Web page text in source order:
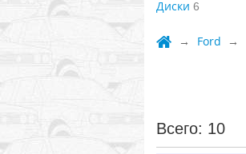
Диски 6
Ford
Всего: 10